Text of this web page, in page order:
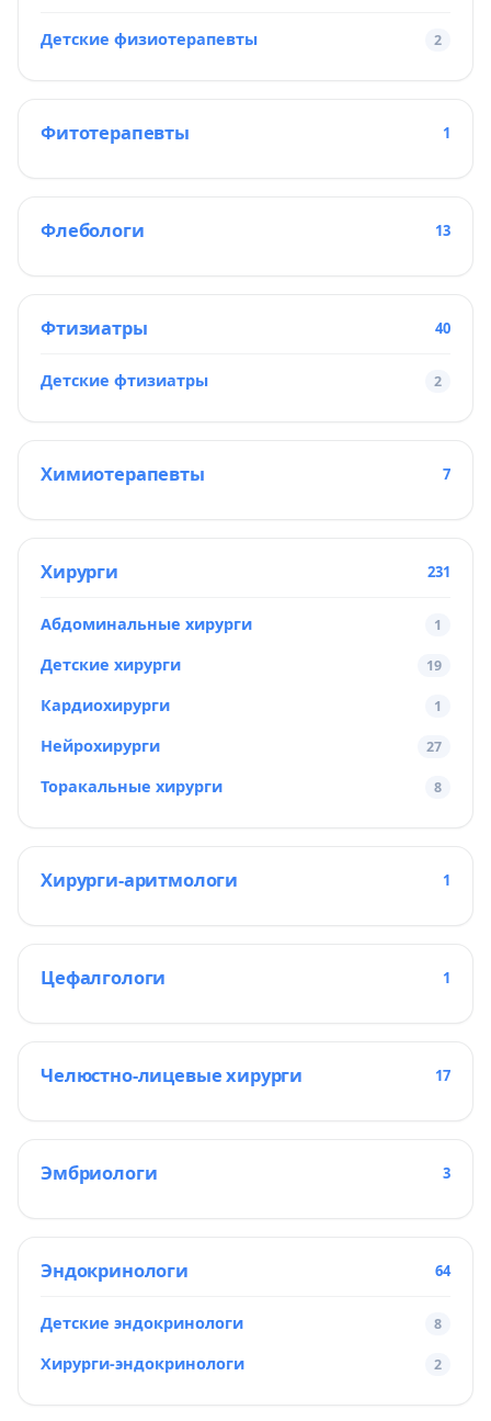
Детские физиотерапевты 2
Фитотерапевты 1
Флебологи 13
Фтизиатры 40
Детские фтизиатры 2
Химиотерапевты 7
Хирурги 231
Абдоминальные хирурги 1
Детские хирурги 19
Кардиохирурги 1
Нейрохирурги 27
Торакальные хирурги 8
Хирурги-аритмологи 1
Цефалгологи 1
Челюстно-лицевые хирурги 17
Эмбриологи 3
Эндокринологи 64
Детские эндокринологи 8
Хирурги-эндокринологи 2